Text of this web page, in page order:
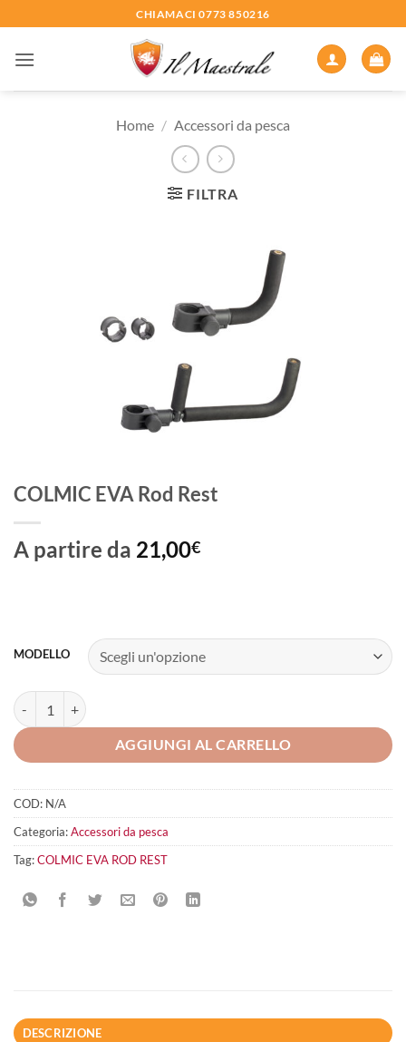
ai
contenuti
CHIAMACI 0773 850216
Home / Accessori da pesca
FILTRA
COLMIC EVA Rod Rest
A partire da 21,00€
MODELLO
COLMIC EVA Rod Rest quantità
AGGIUNGI AL CARRELLO
COD: N/A
Categoria:Accessori da pesca
Tag:COLMIC EVA ROD REST
DESCRIZIONE